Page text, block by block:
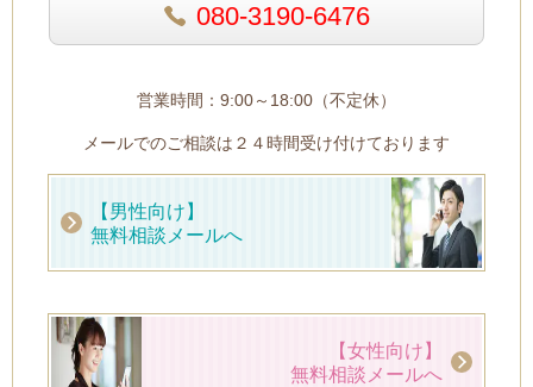
080-3190-6476
営業時間：9:00～18:00（不定休）
メールでのご相談は２４時間受け付けております
【男性向け】
無料相談メールへ
【女性向け】
無料相談メールへ